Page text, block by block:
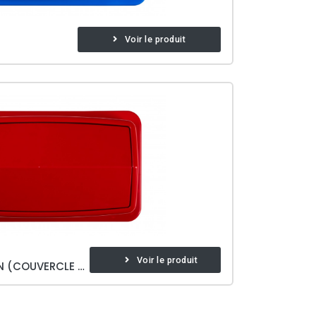
Voir le produit
SEAU DE SÉPARATION R-BIN (COUVERCLE PIVOTANT) Voir le produit